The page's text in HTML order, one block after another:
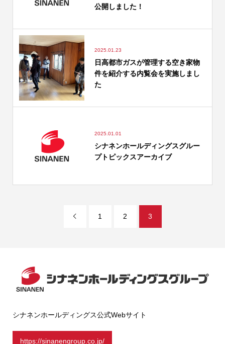
公開しました！
2025.01.23
日高都市ガスが管理する空き家物
件を紹介する内覧会を実施しまし
た
2025.01.01
シナネンホールディングスグルー
プトピックスアーカイブ
 1 2 3
シナネンホールディングス公式Webサイト
https://sinanengroup.co.jp/